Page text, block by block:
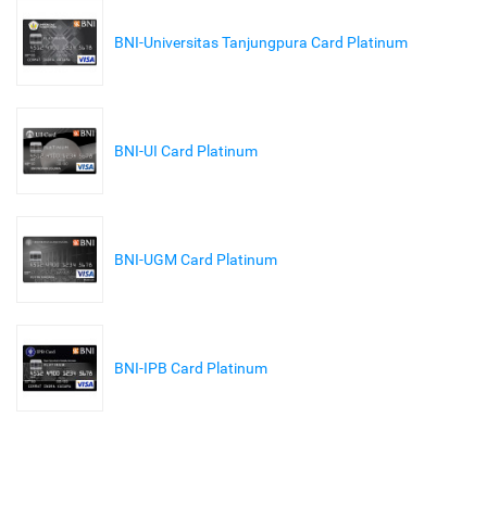
BNI-Universitas Tanjungpura Card Platinum
BNI-UI Card Platinum
BNI-UGM Card Platinum
BNI-IPB Card Platinum